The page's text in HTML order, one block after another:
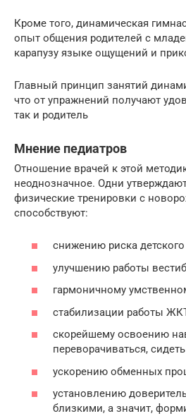
Кроме того, динамическая
опыт общения родителей с
карапузу языке ощущений и
Главный принцип занятий
что от упражнений получают
так и родитель
Мнение педиатров
Отношение врачей к этой
неоднозначное. Одни
физические тренировки с
способствуют:
снижению риска
улучшению работы
гармоничному
стабилизации работы
скорейшему освоению
переворачиваться,
ускорению обменных
установлению
близкими, а значит,